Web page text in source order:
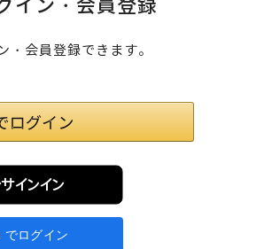
イン・会員登録
会員登録できます。
インイン